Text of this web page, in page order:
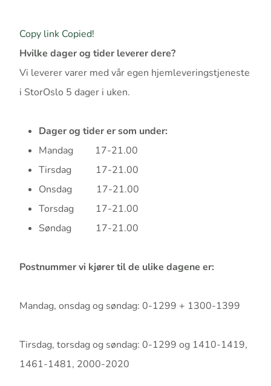
Copy link Copied!
Hvilke dager og tider leverer dere?
Vi leverer varer med vår egen hjemleveringstjeneste
i StorOslo 5 dager i uken.
Dager og tider er som under:
Mandag 17-21.00
Tirsdag 17-21.00
Onsdag 17-21.00
Torsdag 17-21.00
Søndag 17-21.00
Postnummer vi kjører til de ulike dagene er:
Mandag, onsdag og søndag: 0-1299 + 1300-1399
Tirsdag, torsdag og søndag: 0-1299 og 1410-1419,
1461-1481, 2000-2020